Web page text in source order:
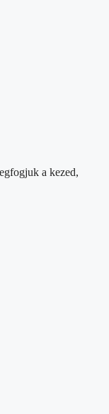
a kezed,